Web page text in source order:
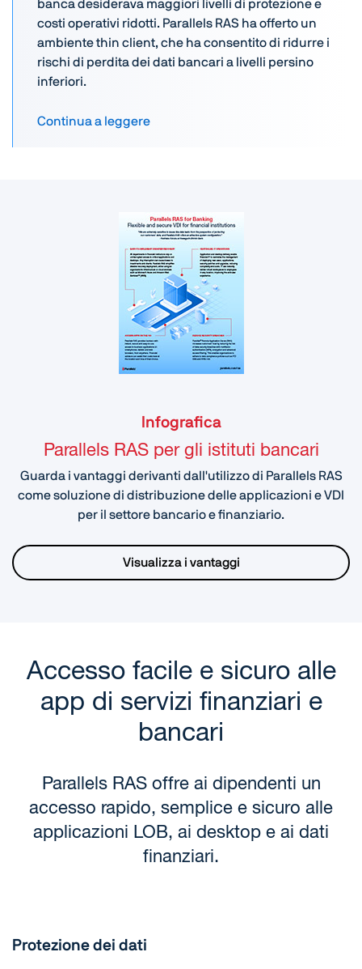
banca desiderava maggiori livelli di protezione e
costi operativi ridotti. Parallels RAS ha offerto un
ambiente thin client, che ha consentito di ridurre i
rischi di perdita dei dati bancari a livelli persino
inferiori.
Continua a leggere
Infografica
Parallels RAS per gli istituti bancari
Guarda i vantaggi derivanti dall'utilizzo di Parallels RAS
come soluzione di distribuzione delle applicazioni e VDI
per il settore bancario e finanziario.
Visualizza i vantaggi
Accesso facile e sicuro alle
app di servizi finanziari e
bancari
Parallels RAS offre ai dipendenti un
accesso rapido, semplice e sicuro alle
applicazioni LOB, ai desktop e ai dati
finanziari.
Protezione dei dati